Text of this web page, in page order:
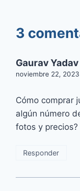
3
Gaurav Yadav
noviembre 22,
Cómo comprar
algún número
fotos y precios?
Responder